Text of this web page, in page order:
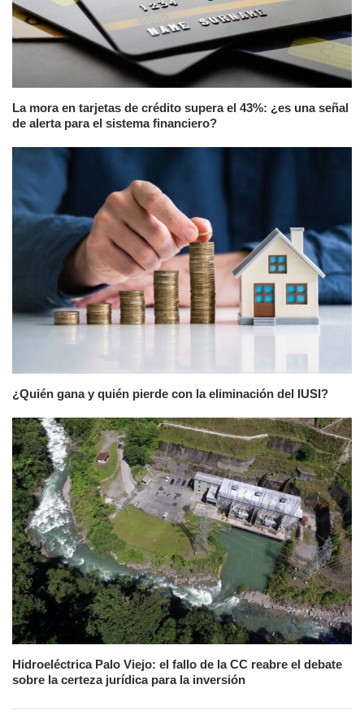
La mora en tarjetas de crédito supera el 43%: ¿es una señal
de alerta para el sistema financiero?
¿Quién gana y quién pierde con la eliminación del IUSI?
Hidroeléctrica Palo Viejo: el fallo de la CC reabre el debate
sobre la certeza jurídica para la inversión